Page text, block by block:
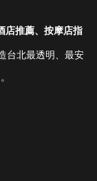
店推薦、按摩店指
台北最透明、最安